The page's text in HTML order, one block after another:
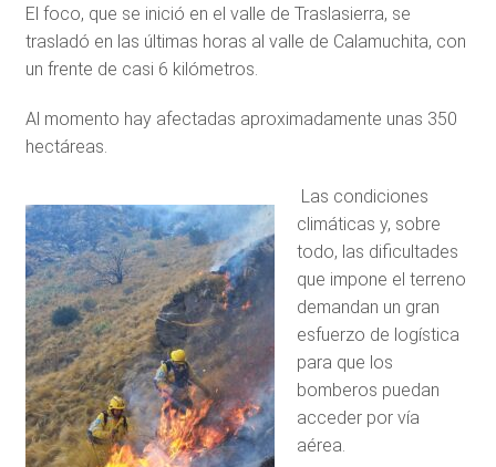
El foco, que se inició en el valle de Traslasierra, se
trasladó en las últimas horas al valle de Calamuchita, con
un frente de casi 6 kilómetros.
Al momento hay afectadas aproximadamente unas 350
hectáreas.
Las condiciones
climáticas y, sobre
todo, las dificultades
que impone el terreno
demandan un gran
esfuerzo de logística
para que los
bomberos puedan
acceder por vía
aérea.